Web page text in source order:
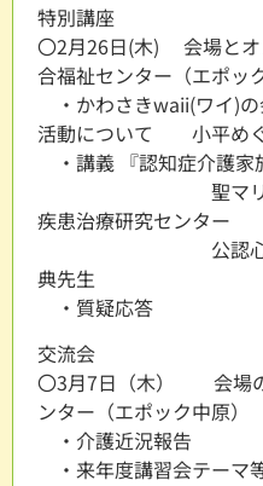
特別講座
〇2月26日(木) 会場と
合福祉センター（エポッ
・かわさきwaii(ワ
活動について 小平め
・講義 『認知症介護家
聖マリアンナ
疾患治療研究センター
公認心理士・
典先生
・質疑応答
交流会
〇3月7日（木） 会
ンター（エポック中原
・介護近況報告
・来年度講習会テーマ